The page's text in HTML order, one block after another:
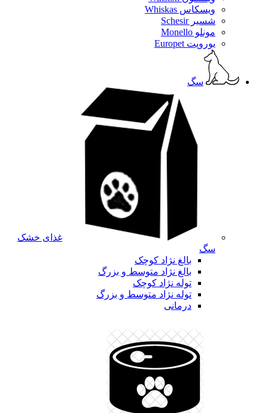
ویسکاس Whiskas
شسیر Schesir
مونلو Monello
یوروپت Europet
سگ
غذای خشک
سگ
بالغ نژاد کوچک
بالغ نژاد متوسط و بزرگ
توله نژاد کوچک
توله نژاد متوسط و بزرگ
درمانی